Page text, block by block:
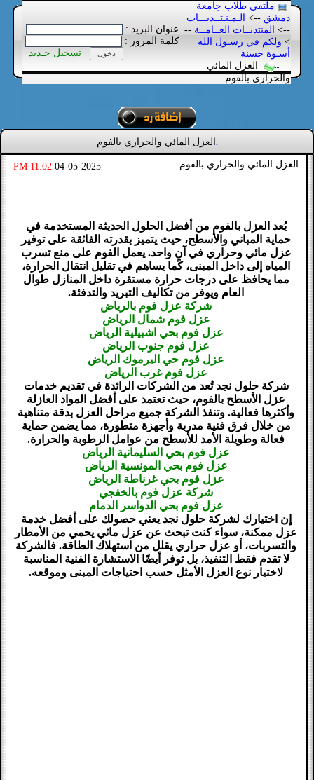
ملتقى طلاب جامعة
دمشق --> الـمـنـتــديـــات
--> المنتديــات العــامــة --
> ولكم في رسـول الله
أسـوة حسنة
العزل المائي
والحراري بالفوم
عنوان البريد :
كلمة المرور :
تسجيل جـديد
. العزل المائي والحراري بالفوم
العزل المائي والحراري بالفوم 04-05-2025
11:02 PM
يُعد العزل بالفوم من أفضل الحلول الحديثة المستخدمة في
حماية المباني والأسطح، حيث يتميز بقدرته الفائقة على توفير
عزل مائي وحراري في آنٍ واحد. يعمل الفوم على منع تسرب
المياه إلى داخل المبنى، كما يساهم في تقليل انتقال الحرارة،
مما يحافظ على درجات حرارة مستقرة داخل المنازل طوال
العام ويوفر من تكاليف التبريد والتدفئة.
شركة عزل فوم بالرياض
عزل فوم شمال الرياض
عزل فوم بحي اشبيلية الرياض
عزل فوم جنوب الرياض
عزل فوم حي اليرموك الرياض
عزل فوم غرب الرياض
شركة حلول نجد تُعد من الشركات الرائدة في تقديم خدمات
عزل الأسطح بالفوم، حيث تعتمد على أفضل المواد العازلة
وأكثرها فعالية. وتنفذ الشركة جميع مراحل العزل بدقة متناهية
من خلال فرق فنية مدربة وأجهزة متطورة، مما يضمن حماية
فعالة وطويلة الأمد للأسطح من عوامل الرطوبة والحرارة.
عزل فوم بحي السليمانية الرياض
عزل فوم بحي المونسية الرياض
عزل فوم بحي غرناطة الرياض
شركة عزل فوم بالخفجي
عزل فوم بحي الدواسر الدمام
إن اختيارك لشركة حلول نجد يعني حصولك على أفضل خدمة
عزل ممكنة، سواء كنت تبحث عن عزل مائي يحمي من الأمطار
والتسربات، أو عزل حراري يقلل من استهلاك الطاقة. فالشركة
لا تقدم فقط التنفيذ، بل توفر أيضًا الاستشارة الفنية المناسبة
لاختيار نوع العزل الأمثل حسب احتياجات المبنى وموقعه.